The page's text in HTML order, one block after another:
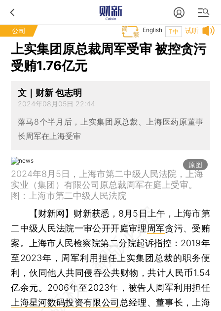
公司 试听
T中
English
上实集团原总裁周军受审 被控贪污
受贿1.76亿元
文｜财新 包志明
2024年08月05日 22:44
落马8个半月后，上实集团原总裁、上海医药原董事
长周军在上海受审
原图
2024年8月5日，上海市第二中级人民法院，上海
实业（集团）有限公司原总裁周军在庭上受审。
图：上海市第二中级人民法院
【财新网】 财新获悉，8月5日上午，上海市第
二中级人民法院一审公开开庭审理周军贪污、受贿
案。上海市人民检察院第二分院起诉指控：2019年
至2023年，周军利用担任上实集团总裁的职务便
利，伙同他人共同侵吞公共财物，共计人民币1.54
亿余元。2006年至2023年，被告人周军利用担任
上海星河数码投资有限公司 总经理、董事长，上海